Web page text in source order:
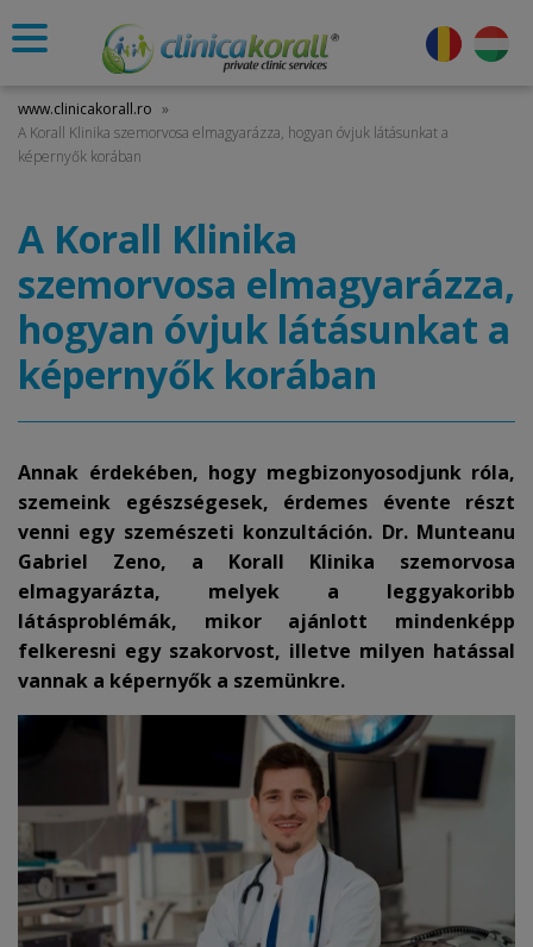
www.clinicakorall.ro »
A Korall Klinika szemorvosa elmagyarázza, hogyan óvjuk látásunkat a
képernyők korában
A Korall Klinika
szemorvosa elmagyarázza,
hogyan óvjuk látásunkat a
képernyők korában
Annak érdekében, hogy megbizonyosodjunk róla,
szemeink egészségesek, érdemes évente részt
venni egy szemészeti konzultáción. Dr. Munteanu
Gabriel Zeno, a Korall Klinika szemorvosa
elmagyarázta, melyek a leggyakoribb
látásproblémák, mikor ajánlott mindenképp
felkeresni egy szakorvost, illetve milyen hatással
vannak a képernyők a szemünkre.